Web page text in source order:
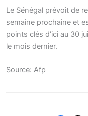
Le Sénégal prévoit de
semaine prochaine et
points clés d’ici au 30
le mois dernier.
Source: Afp